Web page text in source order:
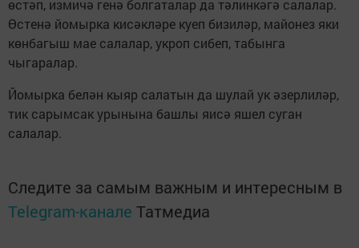
өстәп, измичә генә болгаталар да тәлинкәгә салалар.
Өстенә йомырка кисәкләре куеп бизиләр, майонез яки
көнбагыш мае салалар, укроп сибеп, табынга
чыгаралар.
Йомырка белән кыяр салатын да шулай ук әзерлиләр,
тик сарымсак урынына башлы яисә яшел суган
салалар.
Следите за самым важным и интересным в
Telegram-канале Татмедиа